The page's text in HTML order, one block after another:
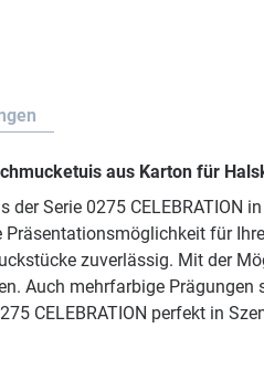
aus Karton für
der Serie 0275 CELEBRATION
Präsentationsmöglichkeit für
zuverlässig. Mit der
Auch mehrfarbige
CELEBRATION perfekt in